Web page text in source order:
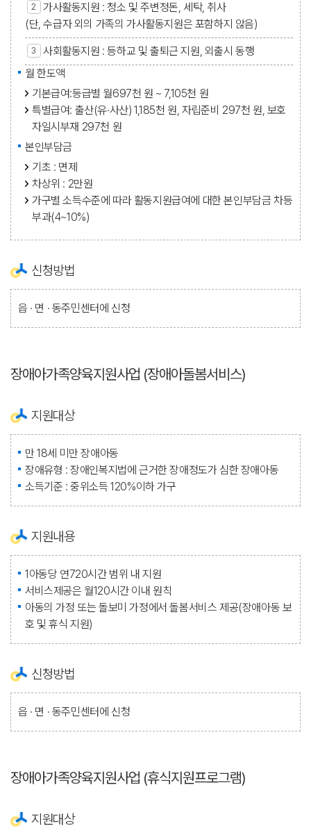
가사활동지원 : 청소 및 주변정돈, 세탁, 취사
(단, 수급자 외의 가족의 가사활동지원은 포함하지 않음)
사회활동지원 : 등하교 및 출퇴근 지원, 외출시 동행
월 한도액
기본급여:등급별 월697천 원 ~ 7,105천 원
특별급여: 출산(유·사산) 1,185천 원, 자립준비 297천 원, 보호
자일시부재 297천 원
본인부담금
기초 : 면제
차상위 : 2만원
가구별 소득수준에 따라 활동지원급여에 대한 본인부담금 차등
부과(4~10%)
신청방법
읍 · 면 · 동주민센터에 신청
장애아가족양육지원사업 (장애아돌봄서비스)
지원대상
만 18세 미만 장애아동
장애유형 : 장애인복지법에 근거한 장애정도가 심한 장애아동
소득기준 : 중위소득 120%이하 가구
지원내용
1아동당 연720시간 범위 내 지원
서비스제공은 월120시간 이내 원칙
아동의 가정 또는 돌보미 가정에서 돌봄서비스 제공(장애아동 보
호 및 휴식 지원)
신청방법
읍 · 면 · 동주민센터에 신청
장애아가족양육지원사업 (휴식지원프로그램)
지원대상